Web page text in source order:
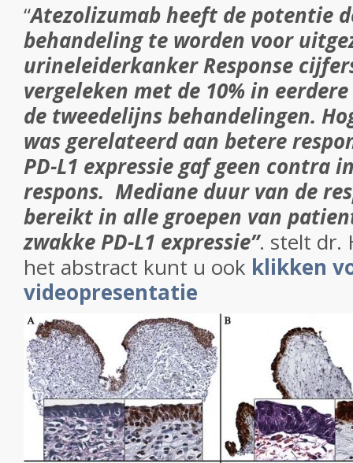
“Atezolizumab heeft de potentie
behandeling te worden voor
urineleiderkanker Response
vergeleken met de 10% in
de tweedelijns behandelingen.
was gerelateerd aan betere
PD-L1 expressie gaf geen contra
respons. Mediane duur van de
bereikt in alle groepen van
zwakke PD-L1 expressie”. stelt dr.
het abstract kunt u ook klikken
videopresentatie